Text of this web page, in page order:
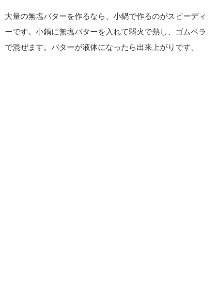
大量の無塩バターを作るなら、小鍋で作るのがスピーディ
ーです。小鍋に無塩バターを入れて弱火で熱し、ゴムベラ
で混ぜます。バターが液体になったら出来上がりです。